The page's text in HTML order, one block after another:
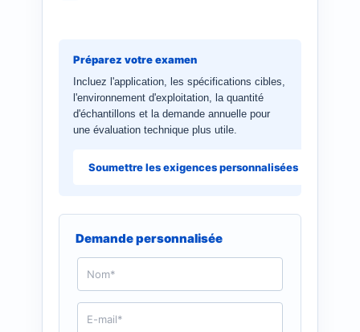
Préparez votre examen
Incluez l'application, les spécifications cibles,
l'environnement d'exploitation, la quantité
d'échantillons et la demande annuelle pour
une évaluation technique plus utile.
Soumettre les exigences personnalisées
Demande personnalisée
N
m
*
E